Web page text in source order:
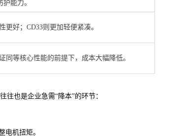
能力。
更好；CD33则更加轻便紧凑。
同等核心性能的前提下，成本大幅降低。
也是企业急需“降本”的环节：
电机扭矩。